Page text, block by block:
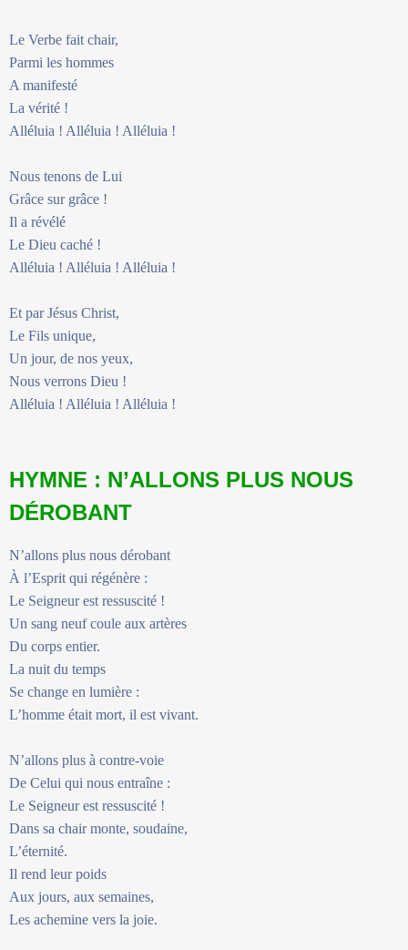
Le Verbe fait chair,
Parmi les hommes
A manifesté
La vérité !
Alléluia ! Alléluia ! Alléluia !
Nous tenons de Lui
Grâce sur grâce !
Il a révélé
Le Dieu caché !
Alléluia ! Alléluia ! Alléluia !
Et par Jésus Christ,
Le Fils unique,
Un jour, de nos yeux,
Nous verrons Dieu !
Alléluia ! Alléluia ! Alléluia !
HYMNE : N’ALLONS PLUS NOUS
DÉROBANT
N’allons plus nous dérobant
À l’Esprit qui régénère :
Le Seigneur est ressuscité !
Un sang neuf coule aux artères
Du corps entier.
La nuit du temps
Se change en lumière :
L’homme était mort, il est vivant.
N’allons plus à contre-voie
De Celui qui nous entraîne :
Le Seigneur est ressuscité !
Dans sa chair monte, soudaine,
L’éternité.
Il rend leur poids
Aux jours, aux semaines,
Les achemine vers la joie.